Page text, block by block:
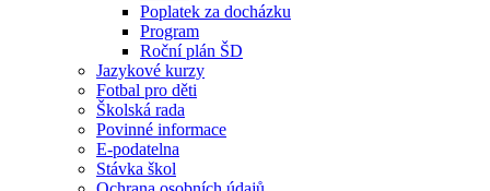
Poplatek za docházku
Program
Roční plán ŠD
Jazykové kurzy
Fotbal pro děti
Školská rada
Povinné informace
E-podatelna
Stávka škol